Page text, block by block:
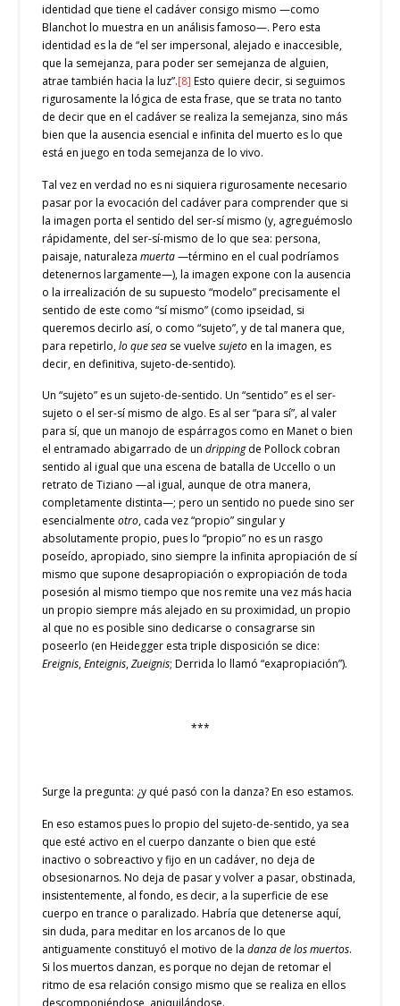
identidad que tiene el cadáver consigo mismo —como
Blanchot lo muestra en un análisis famoso—. Pero esta
identidad es la de “el ser impersonal, alejado e inaccesible,
que la semejanza, para poder ser semejanza de alguien,
atrae también hacia la luz”.[8] Esto quiere decir, si seguimos
rigurosamente la lógica de esta frase, que se trata no tanto
de decir que en el cadáver se realiza la semejanza, sino más
bien que la ausencia esencial e infinita del muerto es lo que
está en juego en toda semejanza de lo vivo.
Tal vez en verdad no es ni siquiera rigurosamente necesario
pasar por la evocación del cadáver para comprender que si
la imagen porta el sentido del ser-sí mismo (y, agreguémoslo
rápidamente, del ser-sí-mismo de lo que sea: persona,
paisaje, naturalezamuerta—término en el cual podríamos
detenernos largamente—), la imagen expone con la ausencia
o la irrealización de su supuesto “modelo” precisamente el
sentido de este como “sí mismo” (como ipseidad, si
queremos decirlo así, o como “sujeto”, y de tal manera que,
para repetirlo,lo que sea se vuelvesujeto en la imagen, es
decir, en definitiva, sujeto-de-sentido).
Un “sujeto” es un sujeto-de-sentido. Un “sentido” es el ser-
sujeto o el ser-sí mismo de algo. Es al ser “para sí”, al valer
para sí, que un manojo de espárragos como en Manet o bien
el entramado abigarrado de undrippingde Pollock cobran
sentido al igual que una escena de batalla de Uccello o un
retrato de Tiziano —al igual, aunque de otra manera,
completamente distinta—; pero un sentido no puede sino ser
esencialmenteotro, cada vez “propio” singular y
absolutamente propio, pues lo “propio” no es un rasgo
poseído, apropiado, sino siempre la infinita apropiación de sí
mismo que supone desapropiación o expropiación de toda
posesión al mismo tiempo que nos remite una vez más hacia
un propio siempre más alejado en su proximidad, un propio
al que no es posible sino dedicarse o consagrarse sin
poseerlo (en Heidegger esta triple disposición se dice:
Ereignis,Enteignis,Zueignis; Derrida lo llamó “exapropiación”).
***
Surge la pregunta: ¿y qué pasó con la danza? En eso estamos.
En eso estamos pues lo propio del sujeto-de-sentido, ya sea
que esté activo en el cuerpo danzante o bien que esté
inactivo o sobreactivo y fijo en un cadáver, no deja de
obsesionarnos. No deja de pasar y volver a pasar, obstinada,
insistentemente, al fondo, es decir, a la superficie de ese
cuerpo en trance o paralizado. Habría que detenerse aquí,
sin duda, para meditar en los arcanos de lo que
antiguamente constituyó el motivo de ladanza de los muertos.
Si los muertos danzan, es porque no dejan de retomar el
ritmo de esa relación consigo mismo que se realiza en ellos